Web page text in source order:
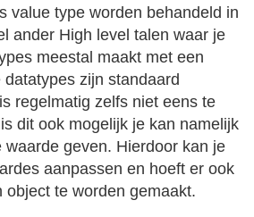
value type worden behandeld in
ander High level talen waar je
meestal maakt met een
zijn standaard
regelmatig zelfs niet eens te
dit ook mogelijk je kan namelijk
geven. Hierdoor kan je
aanpassen en hoeft er ook
object te worden gemaakt.